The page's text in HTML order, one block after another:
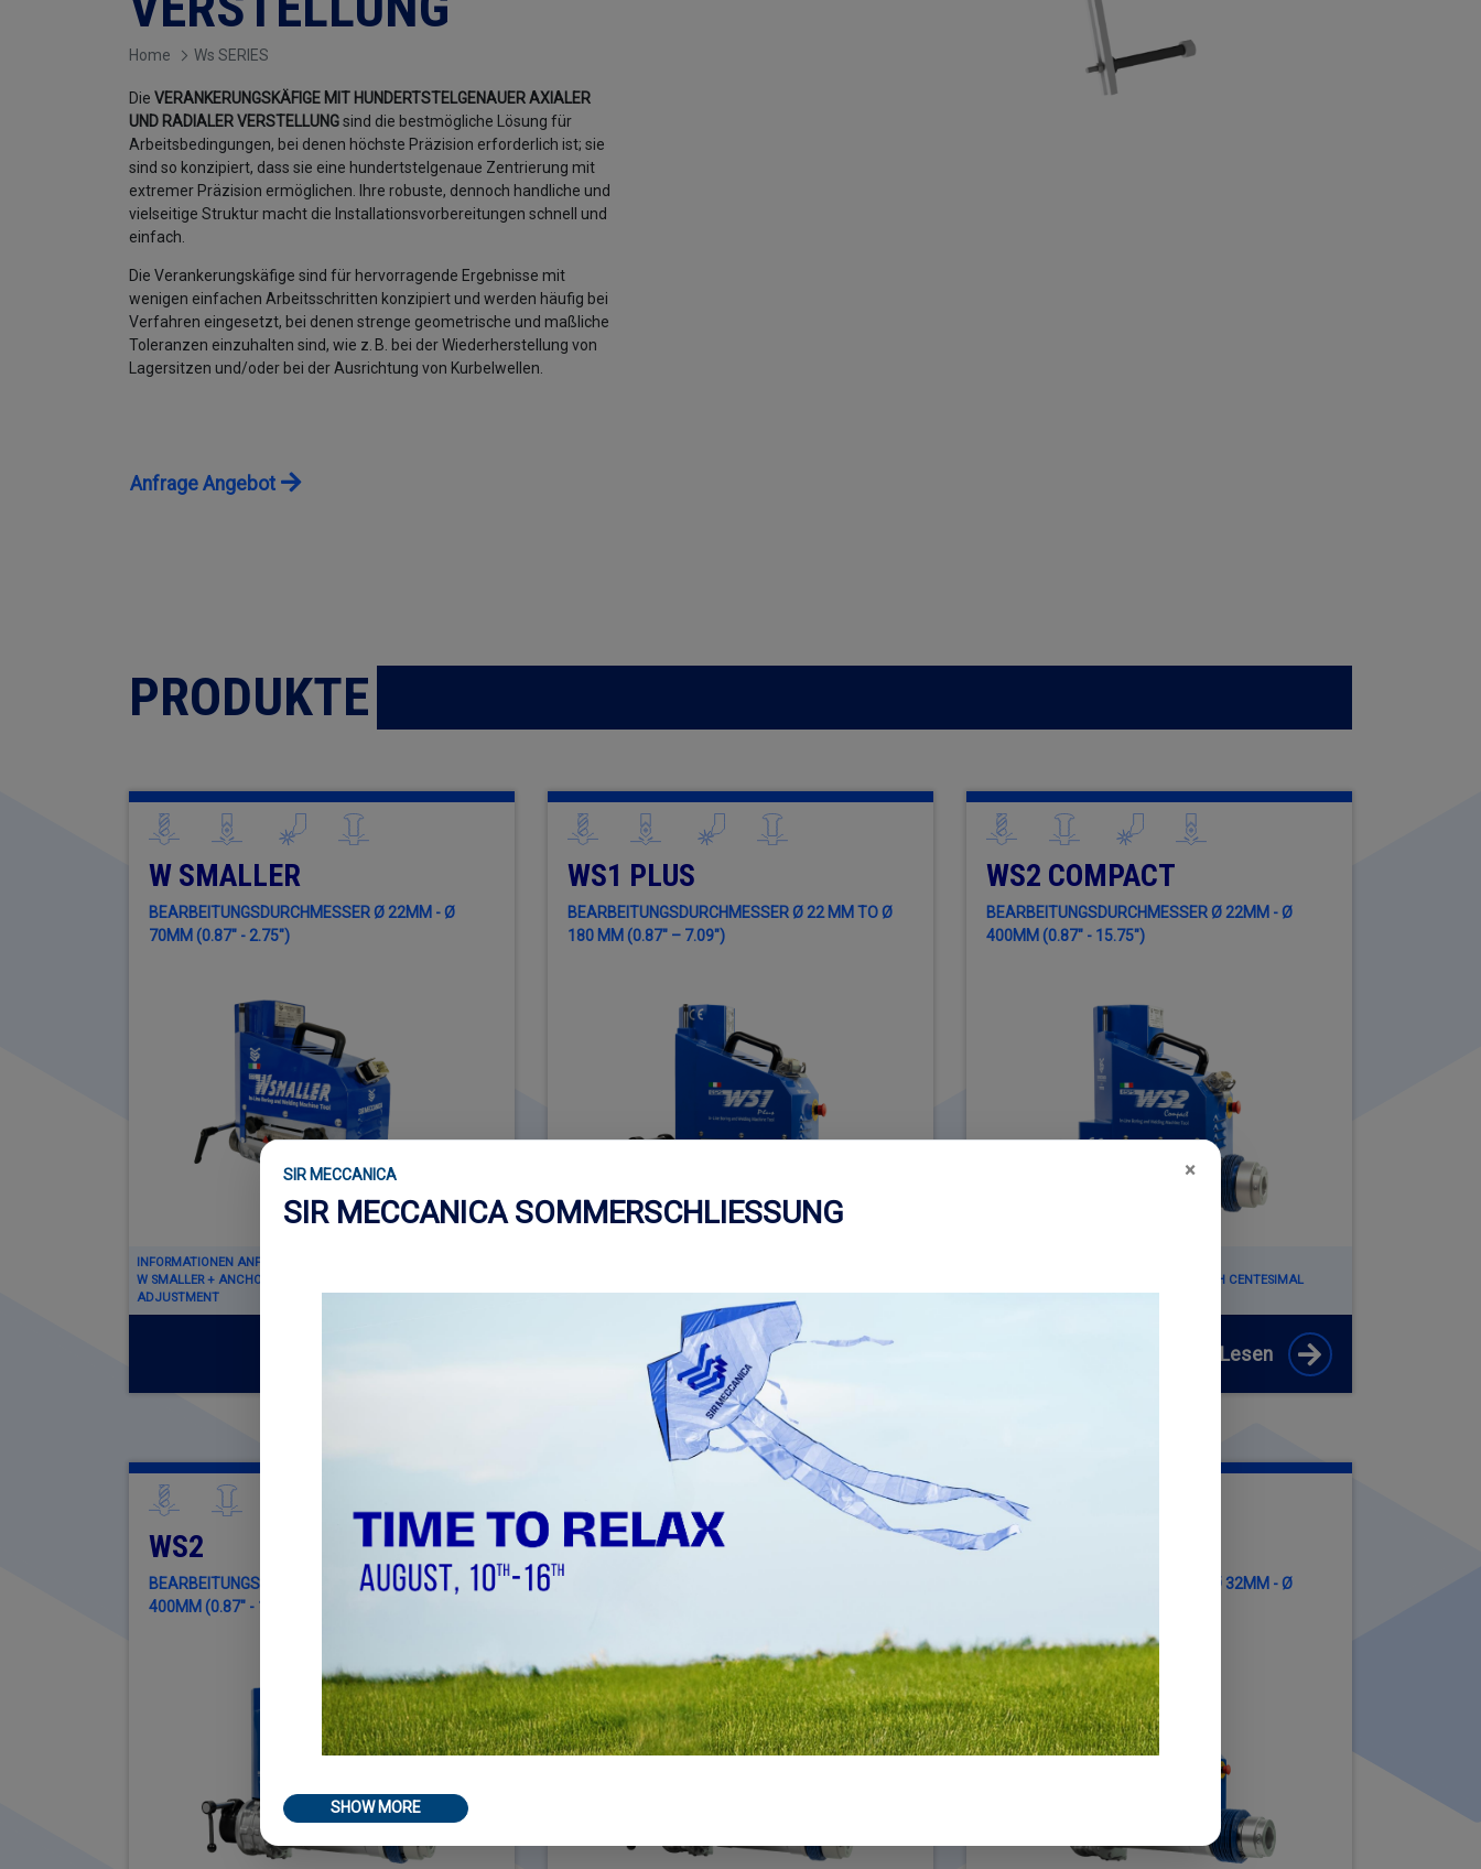
Home Ws SERIES
Die VERANKERUNGSKÄFIGE MIT HUNDERTSTELGENAUER AXIALER
UND RADIALER VERSTELLUNGsind die bestmögliche Lösung für
Arbeitsbedingungen, bei denen höchste Präzision erforderlich ist; sie
sind so konzipiert, dass sie eine hundertstelgenaue Zentrierung mit
extremer Präzision ermöglichen. Ihre robuste, dennoch handliche und
vielseitige Struktur macht die Installationsvorbereitungen schnell und
einfach.
Die Verankerungskäfige sind für hervorragende Ergebnisse mit
wenigen einfachen Arbeitsschritten konzipiert und werden häufig bei
Verfahren eingesetzt, bei denen strenge geometrische und maßliche
Toleranzen einzuhalten sind, wie z. B. bei der Wiederherstellung von
Lagersitzen und/oder bei der Ausrichtung von Kurbelwellen.
Anfrage Angebot
PRODUKTE
W SMALLER
BEARBEITUNGSDURCHMESSER Ø 22MM - Ø
70MM (0.87" - 2.75")
INFORMATIONEN ANFORDERN ÜBER
W SMALLER + ANCHORING CAGES WITH CENTESIMAL
ADJUSTMENT
WS1 PLUS
BEARBEITUNGSDURCHMESSER Ø 22 MM TO Ø
180 MM (0.87" – 7.09")
ADJUSTMENT
Mehr Lesen
WS2 COMPACT
BEARBEITUNGSDURCHMESSER Ø 22MM - Ø
400MM (0.87" - 15.75")
WS2 COMPACT + ANCHORING CAGES WITH CENTESIMAL
ADJUSTMENT
Mehr Lesen
WS2
BEARBEITUNGSDURCHMESSER Ø 22MM - Ø
400MM (0.87" - 15.75")
WS2 PLUS WS3
BEARBEITUNGSDURCHMESSER Ø 32MM - Ø
×
SIR MECCANICA
SIR MECCANICA SOMMERSCHLIESSUNG
SHOW MORE